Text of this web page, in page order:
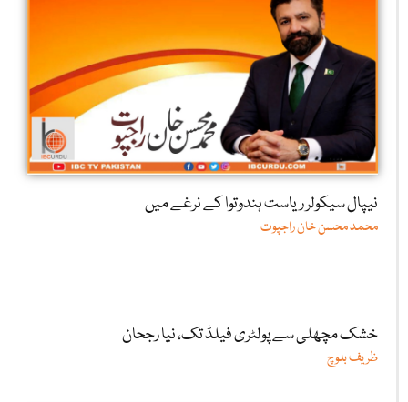
نیپال سیکولر ریاست ہندوتوا کے نرغے میں
محمد محسن خان راجپوت
خشک مچھلی سے پولٹری فیلڈ تک، نیا رجحان
ظریف بلوچ